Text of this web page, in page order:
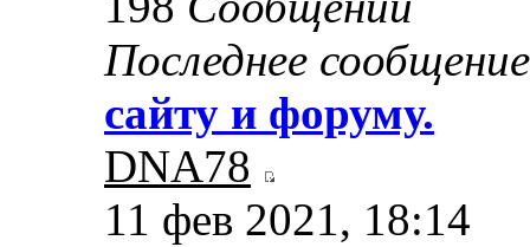
Последнее сообщение
сайту и форуму.
DNA78
11 фев 2021, 18:14